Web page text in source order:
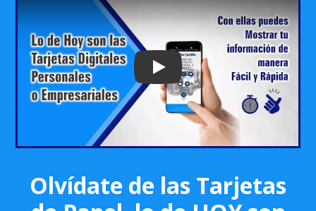
Play: Keynote (Google I/O '18)
Olvídate de las Tarjetas